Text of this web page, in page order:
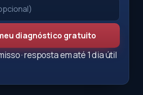
diagnóstico gratuito
· resposta em até 1 dia útil